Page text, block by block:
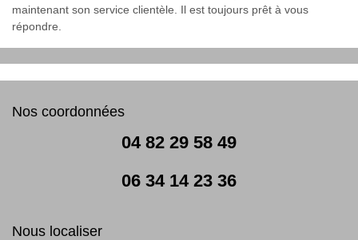
maintenant son service clientèle. Il est toujours prêt à vous
répondre.
Nos coordonnées
04 82 29 58 49
06 34 14 23 36
Nous localiser